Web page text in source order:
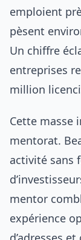
emploient
pèsent
Un chiffre
entreprises
million
Cette masse
mentorat.
activité sans
mentor
expérience